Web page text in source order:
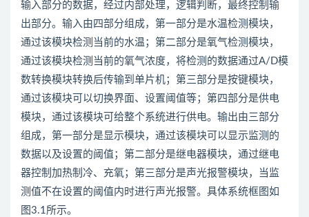
输入部分的数据，经过内部处理，逻辑判断，最终控制输
出部分。输入由四部分组成，第一部分是水温检测模块，
通过该模块检测当前的水温；第二部分是氧气检测模块，
通过该模块检测当前的氧气浓度，将检测的数据通过A/D模
数转换模块转换后传输到单片机；第三部分是按键模块，
通过该模块可以切换界面、设置阈值等；第四部分是供电
模块，通过该模块可给整个系统进行供电。输出由三部分
组成，第一部分是显示模块，通过该模块可以显示监测的
数据以及设置的阈值；第二部分是继电器模块，通过继电
器控制加热制冷、充氧；第三部分是声光报警模块，当监
测值不在设置的阈值内时进行声光报警。具体系统框图如
图3.1所示。